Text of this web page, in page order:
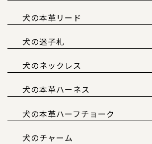
犬の本革リード
犬の迷子札
犬のネックレス
犬の本革ハーネス
犬の本革ハーフチョーク
犬のチャーム